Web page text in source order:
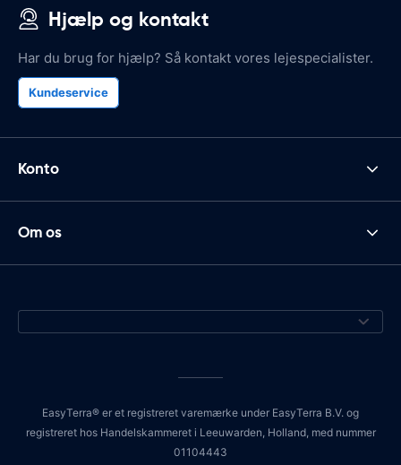
Hjælp og kontakt
Har du brug for hjælp? Så kontakt vores lejespecialister.
Kundeservice
Konto
Om os
EasyTerra® er et registreret varemærke under EasyTerra B.V. og
registreret hos Handelskammeret i Leeuwarden, Holland, med nummer
01104443